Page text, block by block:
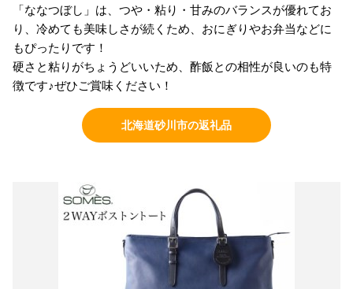
「ななつぼし」は、つや・粘り・甘みのバランスが優れてお
り、冷めても美味しさが続くため、おにぎりやお弁当などに
もぴったりです！
硬さと粘りがちょうどいいため、酢飯との相性が良いのも特
徴です♪ぜひご賞味ください！
北海道砂川市の返礼品